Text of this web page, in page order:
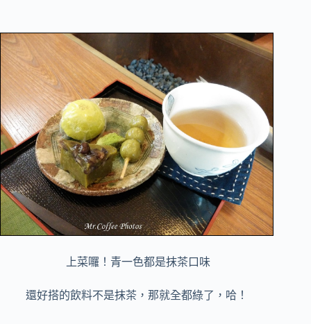
上菜囉！青一色都是抹茶口味
還好搭的飲料不是抹茶，那就全都綠了，哈！